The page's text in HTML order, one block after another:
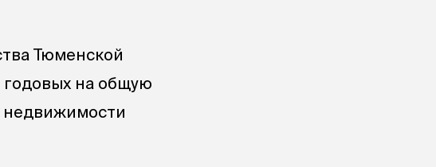
Тюменской
годовых на общую
недвижимости